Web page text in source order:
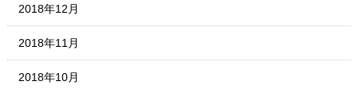
2018年12月
2018年11月
2018年10月